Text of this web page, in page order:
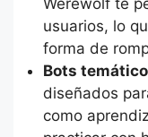
usuarios, lo
forma de
Bots
diseñados
como